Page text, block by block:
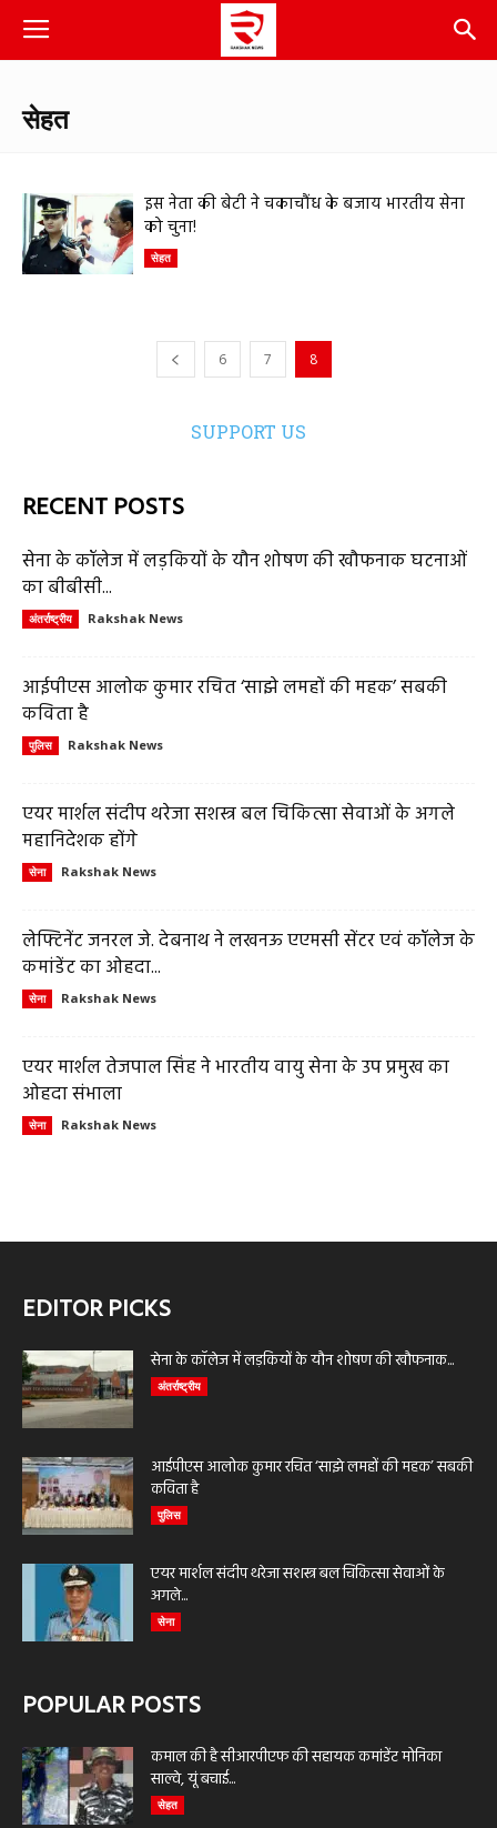
सेहत
इस नेता की बेटी ने चकाचौंध के बजाय भारतीय सेना
को चुना!
सेहत
6 7 8
SUPPORT US
RECENT POSTS
सेना के कॉलेज में लड़कियों के यौन शोषण की खौफनाक घटनाओं
का बीबीसी...
अंतर्राष्ट्रीय Rakshak News
आईपीएस आलोक कुमार रचित ‘साझे लमहों की महक’ सबकी
कविता है
पुलिस Rakshak News
एयर मार्शल संदीप थरेजा सशस्त्र बल चिकित्सा सेवाओं के अगले
महानिदेशक होंगे
सेना Rakshak News
लेफ्टिनेंट जनरल जे. देबनाथ ने लखनऊ एएमसी सेंटर एवं कॉलेज के
कमांडेंट का ओहदा...
सेना Rakshak News
एयर मार्शल तेजपाल सिंह ने भारतीय वायु सेना के उप प्रमुख का
ओहदा संभाला
सेना Rakshak News
EDITOR PICKS
सेना के कॉलेज में लड़कियों के यौन शोषण की खौफनाक...
अंतर्राष्ट्रीय
आईपीएस आलोक कुमार रचित ‘साझे लमहों की महक’ सबकी
कविता है
पुलिस
एयर मार्शल संदीप थरेजा सशस्त्र बल चिकित्सा सेवाओं के
अगले...
सेना
POPULAR POSTS
कमाल की है सीआरपीएफ की सहायक कमांडेंट मोनिका
साल्वे, यूं बचाई...
सेहत